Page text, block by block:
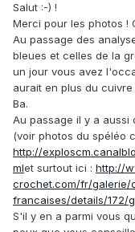
Salut :-) !
Merci pour les photos !
Au passage des
bleues et celles de la
un jour vous avez
aurait en plus du
Ba.
Au passage il y a
(voir photos du spéléo
http://
mlet surtout ici : http://
crochet.com/fr/galerie/
francaises/details/172/
S'il y en a parmi vous